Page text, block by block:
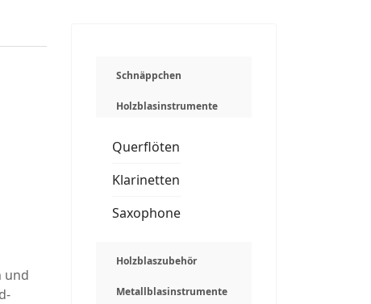
und
Schnäppchen
Holzblasinstrumente
Querflöten
Klarinetten
Saxophone
Holzblaszubehör
Metallblasinstrumente